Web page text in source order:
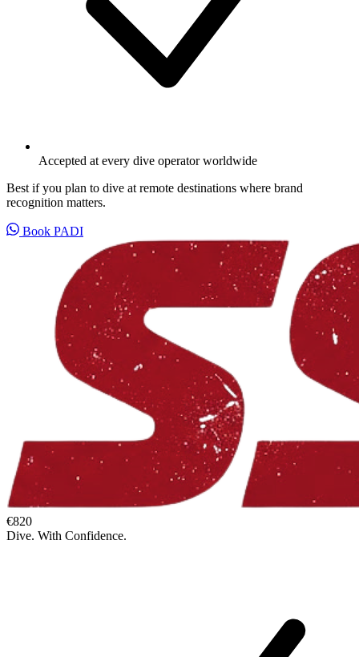
Accepted at every dive operator worldwide
Best if you plan to dive at remote destinations where brand
recognition matters.
Book PADI
€820
Dive. With Confidence.